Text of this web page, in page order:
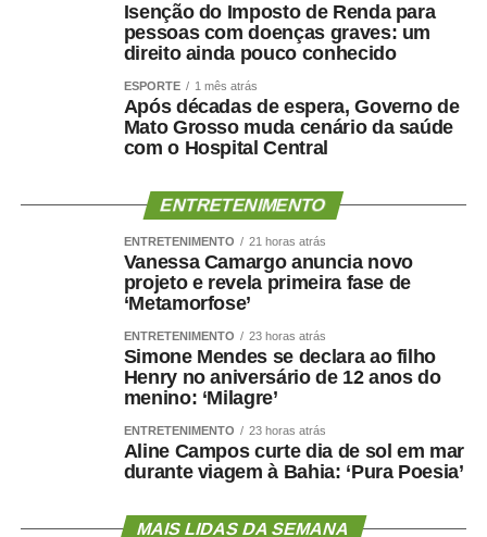
Isenção do Imposto de Renda para
pessoas com doenças graves: um
direito ainda pouco conhecido
ESPORTE 1 mês atrás
Após décadas de espera, Governo de
Mato Grosso muda cenário da saúde
com o Hospital Central
ENTRETENIMENTO
ENTRETENIMENTO 21 horas atrás
Vanessa Camargo anuncia novo
projeto e revela primeira fase de
‘Metamorfose’
ENTRETENIMENTO 23 horas atrás
Simone Mendes se declara ao filho
Henry no aniversário de 12 anos do
menino: ‘Milagre’
ENTRETENIMENTO 23 horas atrás
Aline Campos curte dia de sol em mar
durante viagem à Bahia: ‘Pura Poesia’
MAIS LIDAS DA SEMANA